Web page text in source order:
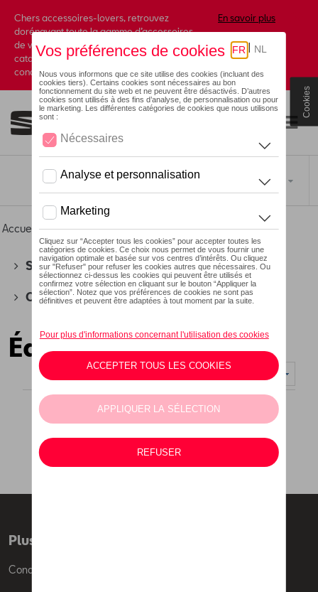
Chers accessoires-lovers, retrouvez
dorénavant toute la gamme d’accessoires
de votre marque préférée sous forme de
catalogue à commander auprès de votre
concessionaire.
En savoir plus
Accueil >Pour vous > Éditions spéciales
SEAT(178)
CUPRA(201)
Éditions spéciales
Plus d'informations
Conditions de vente
Cookies